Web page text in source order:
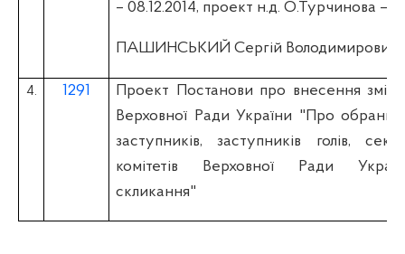
– 08.12.2014, проект н.д. О.Турчинова –
ПАШИНСЬКИЙ Сергій Володимирович
4. 1291
Проект Постанови про внесення змін
Верховної Ради України "Про обрання
заступників, заступників голів,
комітетів Верховної Ради
скликання"